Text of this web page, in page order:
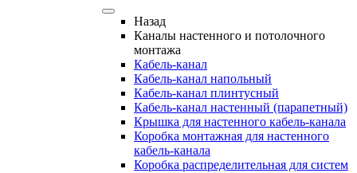
Назад
Каналы настенного и потолочного
монтажа
Кабель-канал
Кабель-канал напольный
Кабель-канал плинтусный
Кабель-канал настенный (парапетный)
Крышка для настенного кабель-канала
Коробка монтажная для настенного
кабель-канала
Коробка распределительная для систем